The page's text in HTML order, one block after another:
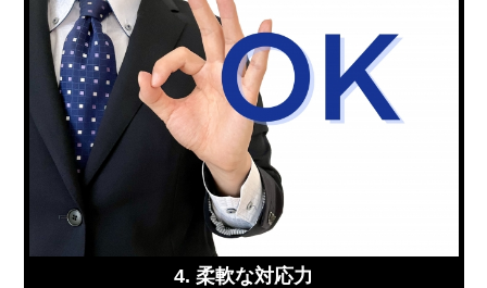
4. 柔軟な対応力